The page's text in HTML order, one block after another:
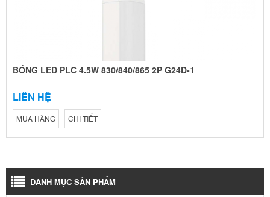
BÓNG LED PLC 4.5W 830/840/865 2P G24D-1
LIÊN HỆ
MUA HÀNG CHI TIẾT
DANH MỤC SẢN PHẨM